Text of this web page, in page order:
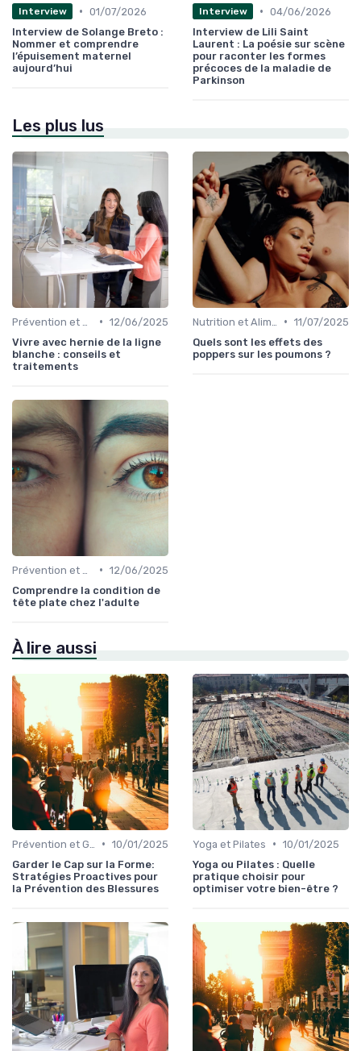
Interview • 01/07/2026
Interview de Solange Breto :
Nommer et comprendre
l’épuisement maternel
aujourd’hui
Interview • 04/06/2026
Interview de Lili Saint
Laurent : La poésie sur scène
pour raconter les formes
précoces de la maladie de
Parkinson
Les plus lus
• 12/06/2025
Vivre avec hernie de la ligne
blanche : conseils et
traitements
• 11/07/2025
Quels sont les effets des
poppers sur les poumons ?
• 12/06/2025
Comprendre la condition de
tête plate chez l'adulte
À lire aussi
• 10/01/2025
Garder le Cap sur la Forme:
Stratégies Proactives pour
la Prévention des Blessures
Yoga et Pilates • 10/01/2025
Yoga ou Pilates : Quelle
pratique choisir pour
optimiser votre bien-être ?